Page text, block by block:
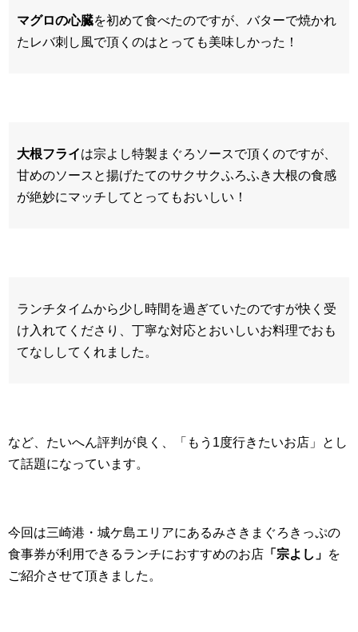
マグロの心臓を初めて食べたのですが、バターで焼かれ
たレバ刺し風で頂くのはとっても美味しかった！
大根フライは宗よし特製まぐろソースで頂くのですが、
甘めのソースと揚げたてのサクサクふろふき大根の食感
が絶妙にマッチしてとってもおいしい！
ランチタイムから少し時間を過ぎていたのですが快く受
け入れてくださり、丁寧な対応とおいしいお料理でおも
てなししてくれました。
など、たいへん評判が良く、「もう1度行きたいお店」とし
て話題になっています。
今回は三崎港・城ケ島エリアにあるみさきまぐろきっぷの
食事券が利用できるランチにおすすめのお店 「宗よし」 を
ご紹介させて頂きました。